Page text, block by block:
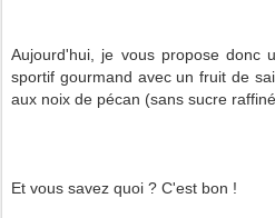
Aujourd'hui, je vous propose donc
sportif gourmand avec un fruit de
aux noix de pécan (sans sucre
Et vous savez quoi ? C'est bon !